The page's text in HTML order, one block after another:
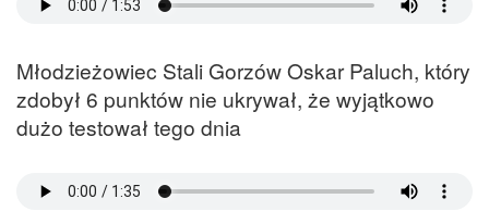
Młodzieżowiec Stali Gorzów Oskar Paluch, który
zdobył 6 punktów nie ukrywał, że wyjątkowo
dużo testował tego dnia